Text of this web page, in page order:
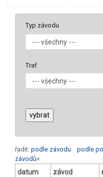
Typ závodu
Trať
řadit: podle závodu podle
závodů<
datum závod